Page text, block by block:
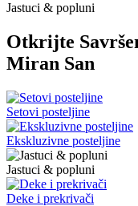
Jastuci & popluni
Otkrijte
Miran San
Setovi posteljine
Ekskluzivne posteljine
Jastuci & popluni
Deke i prekrivači